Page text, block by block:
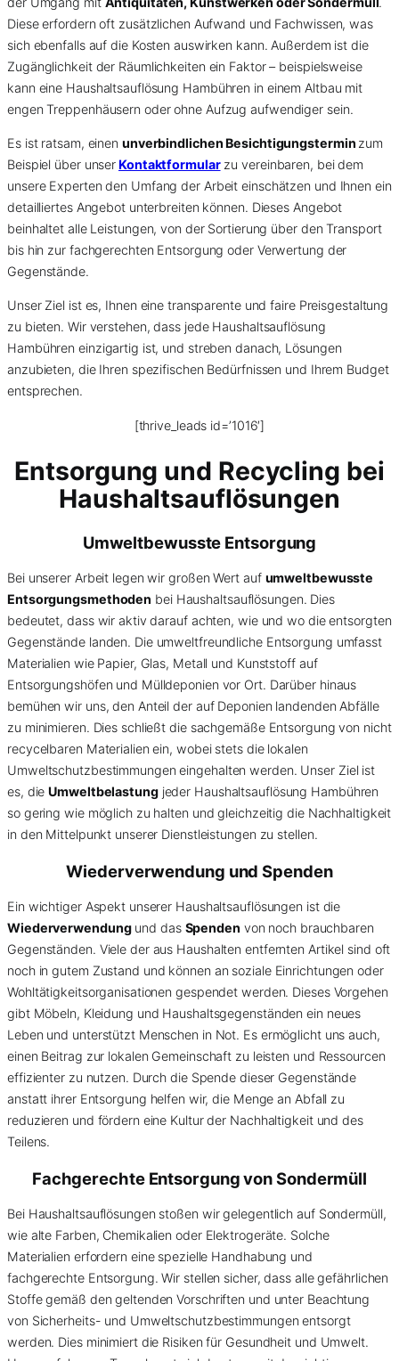
Diese erfordern oft zusätzlichen Aufwand und Fachwissen, was
sich ebenfalls auf die Kosten auswirken kann. Außerdem ist die
Zugänglichkeit der Räumlichkeiten ein Faktor – beispielsweise
kann eine Haushaltsauflösung Hambühren in einem Altbau mit
engen Treppenhäusern oder ohne Aufzug aufwendiger sein.
Es ist ratsam, einen unverbindlichen Besichtigungstermin zum
Beispiel über unserKontaktformularzu vereinbaren, bei dem
unsere Experten den Umfang der Arbeit einschätzen und Ihnen ein
detailliertes Angebot unterbreiten können. Dieses Angebot
beinhaltet alle Leistungen, von der Sortierung über den Transport
bis hin zur fachgerechten Entsorgung oder Verwertung der
Gegenstände.
Unser Ziel ist es, Ihnen eine transparente und faire Preisgestaltung
zu bieten. Wir verstehen, dass jede Haushaltsauflösung
Hambühren einzigartig ist, und streben danach, Lösungen
anzubieten, die Ihren spezifischen Bedürfnissen und Ihrem Budget
entsprechen.
[thrive_leads id=’1016′]
Entsorgung und Recycling bei
Haushaltsauflösungen
Umweltbewusste Entsorgung
Bei unserer Arbeit legen wir großen Wert auf umweltbewusste
Entsorgungsmethoden bei Haushaltsauflösungen. Dies
bedeutet, dass wir aktiv darauf achten, wie und wo die entsorgten
Gegenstände landen. Die umweltfreundliche Entsorgung umfasst
Materialien wie Papier, Glas, Metall und Kunststoff auf
Entsorgungshöfen und Mülldeponien vor Ort. Darüber hinaus
bemühen wir uns, den Anteil der auf Deponien landenden Abfälle
zu minimieren. Dies schließt die sachgemäße Entsorgung von nicht
recycelbaren Materialien ein, wobei stets die lokalen
Umweltschutzbestimmungen eingehalten werden. Unser Ziel ist
es, dieUmweltbelastungjeder Haushaltsauflösung Hambühren
so gering wie möglich zu halten und gleichzeitig die Nachhaltigkeit
in den Mittelpunkt unserer Dienstleistungen zu stellen.
Wiederverwendung und Spenden
Ein wichtiger Aspekt unserer Haushaltsauflösungen ist die
Wiederverwendungund das Spenden von noch brauchbaren
Gegenständen. Viele der aus Haushalten entfernten Artikel sind oft
noch in gutem Zustand und können an soziale Einrichtungen oder
Wohltätigkeitsorganisationen gespendet werden. Dieses Vorgehen
gibt Möbeln, Kleidung und Haushaltsgegenständen ein neues
Leben und unterstützt Menschen in Not. Es ermöglicht uns auch,
einen Beitrag zur lokalen Gemeinschaft zu leisten und Ressourcen
effizienter zu nutzen. Durch die Spende dieser Gegenstände
anstatt ihrer Entsorgung helfen wir, die Menge an Abfall zu
reduzieren und fördern eine Kultur der Nachhaltigkeit und des
Teilens.
Fachgerechte Entsorgung vonSondermüll
Bei Haushaltsauflösungen stoßen wir gelegentlich auf Sondermüll,
wie alte Farben, Chemikalien oder Elektrogeräte. Solche
Materialien erfordern eine spezielle Handhabung und
fachgerechte Entsorgung. Wir stellen sicher, dass alle gefährlichen
Stoffe gemäß den geltenden Vorschriften und unter Beachtung
von Sicherheits- und Umweltschutzbestimmungen entsorgt
werden. Dies minimiert die Risiken für Gesundheit und Umwelt.